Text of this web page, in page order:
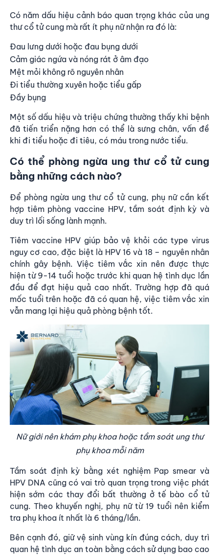
Có năm dấu hiệu cảnh báo quan trọng khác của ung
thư cổ tử cung mà rất ít phụ nữ nhận ra đó là:
Đau lưng dưới hoặc đau bụng dưới
Cảm giác ngứa và nóng rát ở âm đạo
Mệt mỏi không rõ nguyên nhân
Đi tiểu thường xuyên hoặc tiểu gấp
Đầy bụng
Một số dấu hiệu và triệu chứng thường thấy khi bệnh
đã tiến triển nặng hơn có thể là sưng chân, vấn đề
khi đi tiểu hoặc đi tiêu, có máu trong nước tiểu.
Có thể phòng ngừa ung thư cổ tử cung
bằng những cách nào?
Để phòng ngừa ung thư cổ tử cung, phụ nữ cần kết
hợp tiêm phòng vaccine HPV, tầm soát định kỳ và
duy trì lối sống lành mạnh.
Tiêm vaccine HPV giúp bảo vệ khỏi các type virus
nguy cơ cao, đặc biệt là HPV 16 và 18 – nguyên nhân
chính gây bệnh. Việc tiêm vắc xin nên được thực
hiện từ 9-14 tuổi hoặc trước khi quan hệ tình dục lần
đầu để đạt hiệu quả cao nhất. Trường hợp đã quá
mốc tuổi trên hoặc đã có quan hệ, việc tiêm vắc xin
vẫn mang lại hiệu quả phòng bệnh tốt.
Nữ giới nên khám phụ khoa hoặc tầm soát ung thư
phụ khoa mỗi năm
Tầm soát định kỳ bằng xét nghiệm Pap smear và
HPV DNA cũng có vai trò quan trọng trong việc phát
hiện sớm các thay đổi bất thường ở tế bào cổ tử
cung. Theo khuyến nghị, phụ nữ từ 19 tuổi nên kiểm
tra phụ khoa ít nhất là 6 tháng/lần.
Bên cạnh đó, giữ vệ sinh vùng kín đúng cách, duy trì
quan hệ tình dục an toàn bằng cách sử dụng bao cao